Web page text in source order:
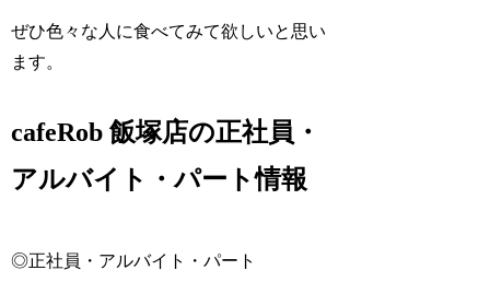
ぜひ色々な人に食べてみて欲しいと思い
ます。
cafeRob 飯塚店の正社員・
アルバイト・パート情報
◎正社員・アルバイト・パート